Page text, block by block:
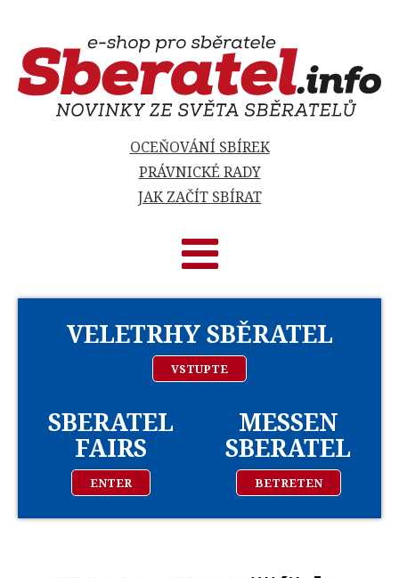
OCEŇOVÁNÍ SBÍREK
PRÁVNICKÉ RADY
JAK ZAČÍT SBÍRAT
VELETRHY SBĚRATEL
VSTUPTE
SBERATEL
FAIRS
ENTER
MESSEN
SBERATEL
BETRETEN